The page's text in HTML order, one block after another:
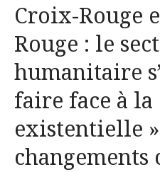
Croix-Rouge
Rouge : le
humanitaire
faire face à la
existentielle